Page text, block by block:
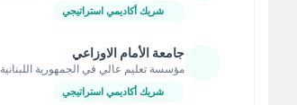
شريك أكاديمي استراتيجي
جامعة الأمام الاوزاعي
مؤسسة تعليم عالي في الجمهورية اللبنانية
شريك أكاديمي استراتيجي